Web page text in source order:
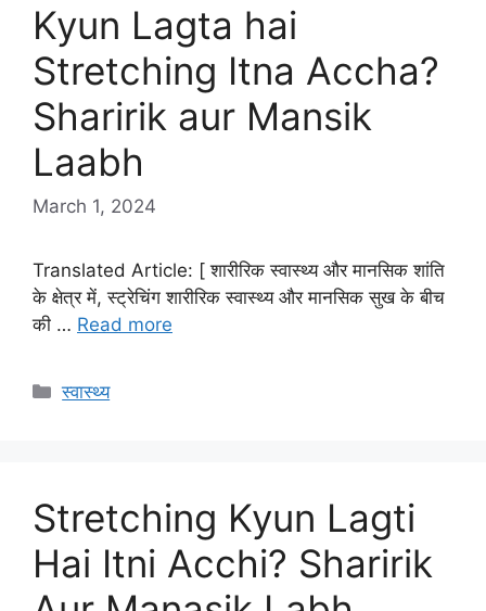
Kyun Lagta hai
Stretching Itna Accha?
Sharirik aur Mansik
Laabh
March 1, 2024
Translated Article: [ शारीरिक स्वास्थ्य और मानसिक शांति
के क्षेत्र में, स्ट्रेचिंग शारीरिक स्वास्थ्य और मानसिक सुख के बीच
की … Read more
Categories
स्वास्थ्य
Stretching Kyun Lagti
Hai Itni Acchi? Sharirik